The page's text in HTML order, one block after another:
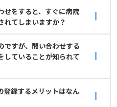
せをすると、すぐに病院
れてしまいますか？
ですが、問い合わせする
していることが知られて
登録するメリットはなん